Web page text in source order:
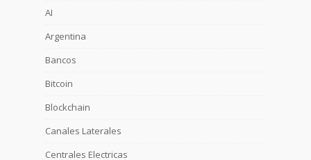
AI
Argentina
Bancos
Bitcoin
Blockchain
Canales Laterales
Centrales Electricas